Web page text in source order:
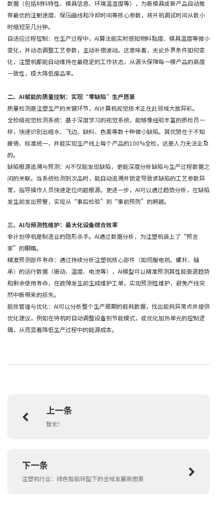
数据（包括材料特性、模具信息、环境温湿度等），为新模具或新产品自动推
荐最优的注射速度、保压曲线和冷却时间等核心参数，将开机调试时间从数小
时缩短至几分钟。
自适应过程控制：在生产过程中，AI算法能实时感知物料黏度、模具温度等微小
变化，并动态调整工艺参数，主动补偿波动。这意味着，无论外界条件如何变
化，注塑机都能自动维持在最稳定的工作状态，从源头保障每一模产品的高度
一致性，极大降低废品率。
二、AI赋能的质量控制：实现“零缺陷”生产愿景
质量检测是注塑生产的关键环节，AI计算机视觉技术正在此领域大放异彩。
全检级视觉检测系统：基于深度学习的视觉系统，能够像经验丰富的质检员一
样，快速识别出缩水、飞边、缺料、色差等数十种微小缺陷。其优势在于不知
疲倦、标准统一，并能实现生产线上每个产品的100%全检，这是人力无法企及
的。
缺陷根源追溯与预测：AI不仅能发现缺陷，更能深度分析缺陷与生产过程数据之
间的关联。当系统检测到次品时，能自动追溯并锁定导致该缺陷的工艺参数异
常，指导操作人员快速定位问题根源。更进一步，AI可以通过趋势分析，在缺陷
发生前发出预警，实现从“事后检验”到“事前预防”的跨越。
三、AI与预测性维护：最大化设备综合效率
非计划停机是制造业的隐形杀手。AI通过数据分析，为注塑机装上了“预言
家”的眼睛。
精准预测部件寿命：通过持续分析注塑机核心部件（如伺服电机、螺杆、轴
承）的运行数据（振动、温度、电流等），AI模型可以精准预测其性能衰退趋势
和剩余使用寿命，在故障发生前生成维护工单，实现预测性维护，避免产线突
然中断带来的损失。
能效管理与优化：AI可以分析整个生产周期的能耗数据，找出能耗异常点并提供
优化建议，例如在待机时自动调整设备到节能模式，或优化加热单元的控制逻
辑，从而显著降低生产过程中的能源成本。
上一条
暂无！
下一条
注塑机行业：绿色智能转型下的全域发展新图景